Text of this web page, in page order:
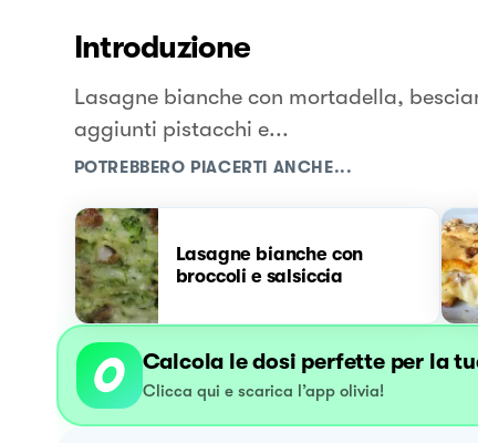
Introduzione
Lasagne bianche con mortadella,
aggiunti pistacchi e...
POTREBBERO PIACERTI ANCHE...
Lasagne bianche con
broccoli e salsiccia
Calcola le dosi perfette per la
Clicca qui e scarica l’app olivia!